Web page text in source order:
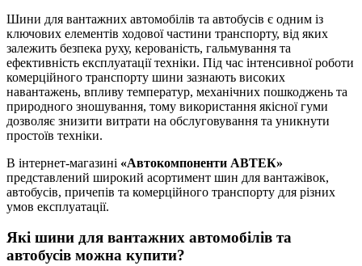
Шини для вантажних автомобілів та автобусів є одним із
ключових елементів ходової частини транспорту, від яких
залежить безпека руху, керованість, гальмування та
ефективність експлуатації техніки. Під час інтенсивної роботи
комерційного транспорту шини зазнають високих
навантажень, впливу температур, механічних пошкоджень та
природного зношування, тому використання якісної гуми
дозволяє знизити витрати на обслуговування та уникнути
простоїв техніки.
В інтернет-магазині «Автокомпоненти АВТЕК»
представлений широкий асортимент шин для вантажівок,
автобусів, причепів та комерційного транспорту для різних
умов експлуатації.
Які шини для вантажних автомобілів та
автобусів можна купити?